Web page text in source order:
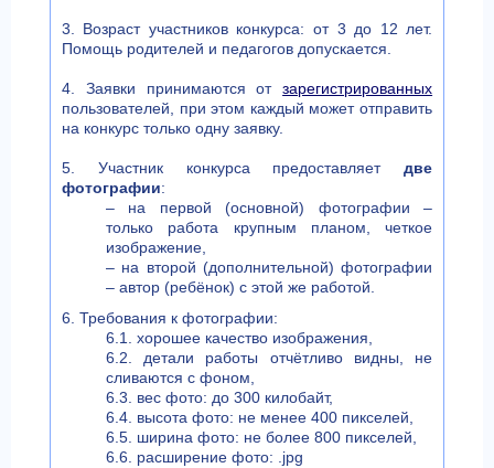
3. Возраст участников конкурса: от 3 до 12 лет.
Помощь родителей и педагогов допускается.
4. Заявки принимаются отзарегистрированных
пользователей, при этом каждый может отправить
на конкурс только одну заявку.
5. Участник конкурса предоставляетдве
фотографии:
– на первой (основной) фотографии –
только работа крупным планом, четкое
изображение,
– на второй (дополнительной) фотографии
– автор (ребёнок) с этой же работой.
6. Требования к фотографии:
6.1. хорошее качество изображения,
6.2. детали работы отчётливо видны, не
сливаются с фоном,
6.3. вес фото: до 300 килобайт,
6.4. высота фото: не менее 400 пикселей,
6.5. ширина фото: не более 800 пикселей,
6.6. расширение фото: .jpg